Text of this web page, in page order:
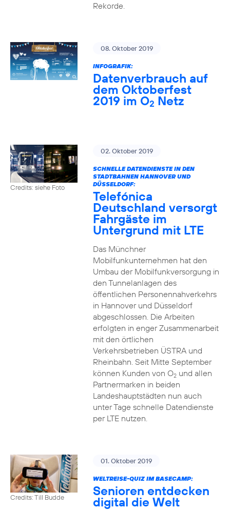
Rekorde.
08. Oktober 2019
INFOGRAFIK:
Datenverbrauch auf
dem Oktoberfest
2019 im O2 Netz
Credits: siehe Foto
02. Oktober 2019
SCHNELLE DATENDIENSTE IN DEN
STADTBAHNEN HANNOVER UND
DÜSSELDORF:
Telefónica
Deutschland versorgt
Fahrgäste im
Untergrund mit LTE
Das Münchner
Mobilfunkunternehmen hat den
Umbau der Mobilfunkversorgung in
den Tunnelanlagen des
öffentlichen Personennahverkehrs
in Hannover und Düsseldorf
abgeschlossen. Die Arbeiten
erfolgten in enger Zusammenarbeit
mit den örtlichen
Verkehrsbetrieben ÜSTRA und
Rheinbahn. Seit Mitte September
können Kunden von O2und allen
Partnermarken in beiden
Landeshauptstädten nun auch
unter Tage schnelle Datendienste
per LTE nutzen.
Credits: Till Budde
01. Oktober 2019
WELTREISE-QUIZ IM BASECAMP:
Senioren entdecken
digital die Welt